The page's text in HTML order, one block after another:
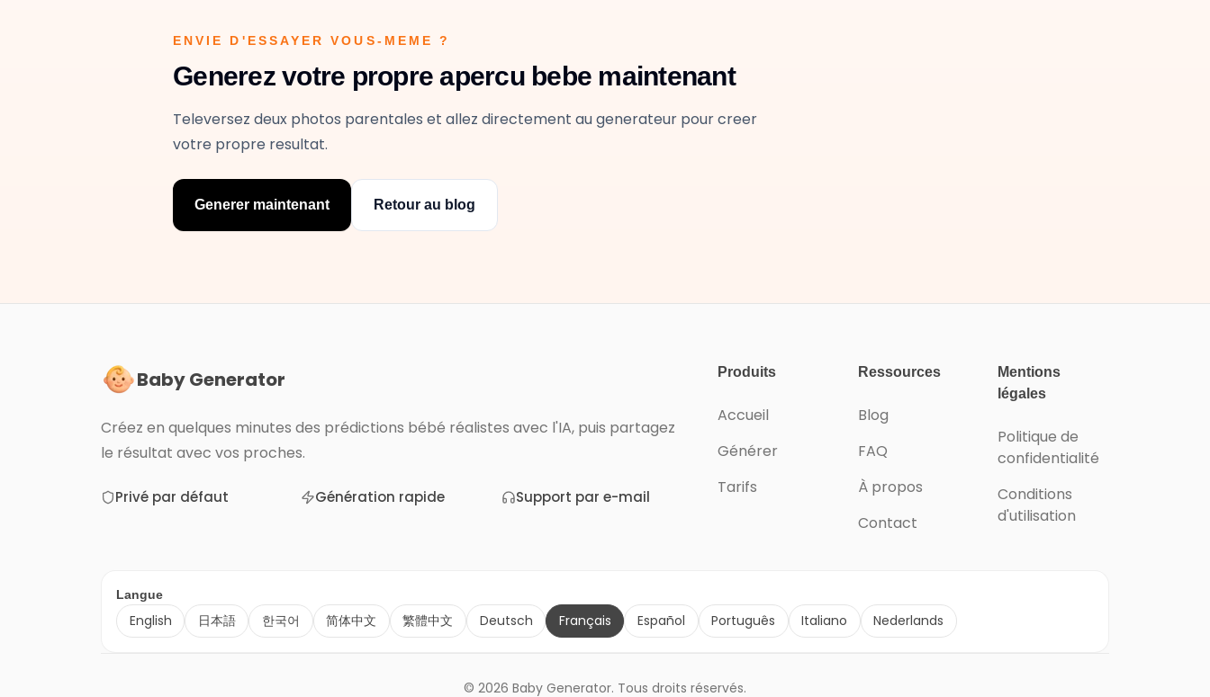
ENVIE D'ESSAYER VOUS-MEME ?
Generez votre propre apercu bebe maintenant
Televersez deux photos parentales et allez directement au generateur pour creer
votre propre resultat.
Generer maintenant Retour au blog
Baby Generator
Créez en quelques minutes des prédictions bébé réalistes avec l'IA, puis partagez
le résultat avec vos proches.
Privé par défaut Génération rapide Support par e-mail
Produits
Accueil
Générer
Tarifs
Ressources
Blog
FAQ
À propos
Contact
Mentions
légales
Politique de
confidentialité
Conditions
d'utilisation
Langue
English 日本語 한국어 简体中文 繁體中文 Deutsch Français Español Português Italiano Nederlands
© 2026 Baby Generator. Tous droits réservés.